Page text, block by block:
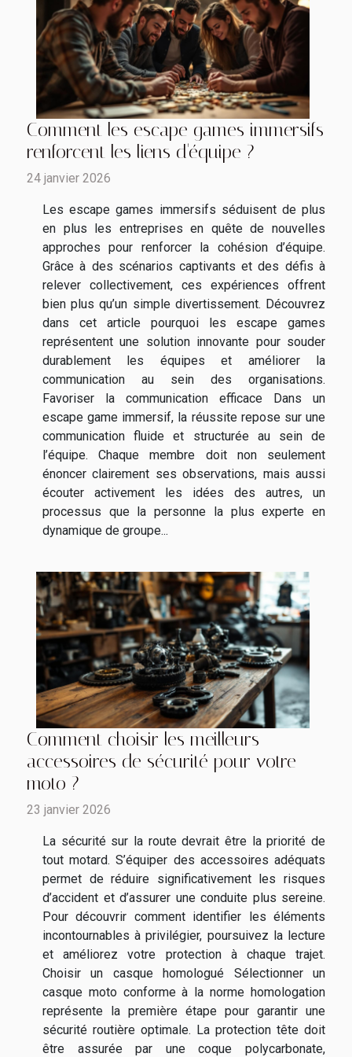
Comment les escape games immersifs
renforcent les liens d'équipe ?
24 janvier 2026
Les escape games immersifs séduisent de plus
en plus les entreprises en quête de nouvelles
approches pour renforcer la cohésion d’équipe.
Grâce à des scénarios captivants et des défis à
relever collectivement, ces expériences offrent
bien plus qu’un simple divertissement. Découvrez
dans cet article pourquoi les escape games
représentent une solution innovante pour souder
durablement les équipes et améliorer la
communication au sein des organisations.
Favoriser la communication efficace Dans un
escape game immersif, la réussite repose sur une
communication fluide et structurée au sein de
l’équipe. Chaque membre doit non seulement
énoncer clairement ses observations, mais aussi
écouter activement les idées des autres, un
processus que la personne la plus experte en
dynamique de groupe...
Comment choisir les meilleurs
accessoires de sécurité pour votre
moto ?
23 janvier 2026
La sécurité sur la route devrait être la priorité de
tout motard. S’équiper des accessoires adéquats
permet de réduire significativement les risques
d’accident et d’assurer une conduite plus sereine.
Pour découvrir comment identifier les éléments
incontournables à privilégier, poursuivez la lecture
et améliorez votre protection à chaque trajet.
Choisir un casque homologué Sélectionner un
casque moto conforme à la norme homologation
représente la première étape pour garantir une
sécurité routière optimale. La protection tête doit
être assurée par une coque polycarbonate,